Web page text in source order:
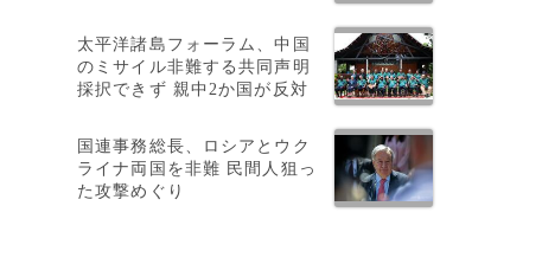
太平洋諸島フォーラム、中国
のミサイル非難する共同声明
採択できず 親中2か国が反対
国連事務総長、ロシアとウク
ライナ両国を非難 民間人狙っ
た攻撃めぐり